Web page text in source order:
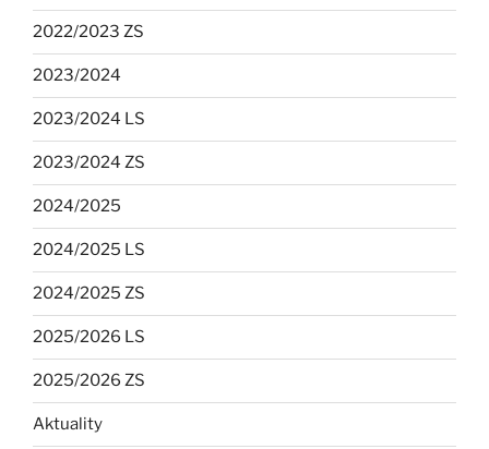
2022/2023 ZS
2023/2024
2023/2024 LS
2023/2024 ZS
2024/2025
2024/2025 LS
2024/2025 ZS
2025/2026 LS
2025/2026 ZS
Aktuality